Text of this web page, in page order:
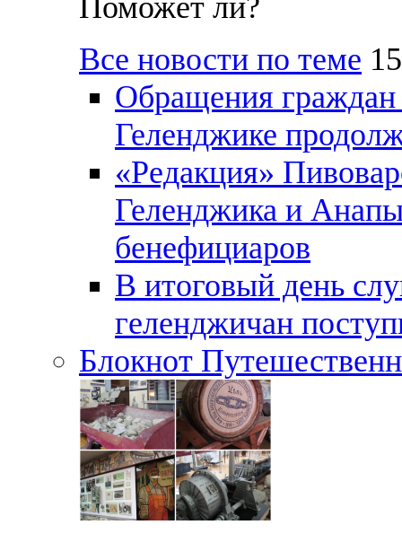
Поможет ли?
Все новости по теме
Обращения граждан
Геленджике
«Редакция»
Геленджика и
бенефициаров
В итоговый день
геленджичан
Блокнот